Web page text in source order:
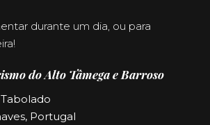
durante um dia, ou para
do Alto Tâmega e Barroso
Portugal